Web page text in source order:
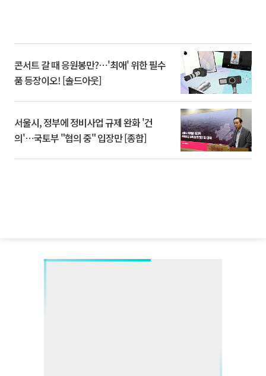
콘서트 갈 때 응원봉만?⋯'최애' 위한 필수
품 등장이오! [솔드아웃]
서울시, 정부에 정비사업 규제 완화 '건
의'⋯국토부 "협의 중" 입장만 [종합]